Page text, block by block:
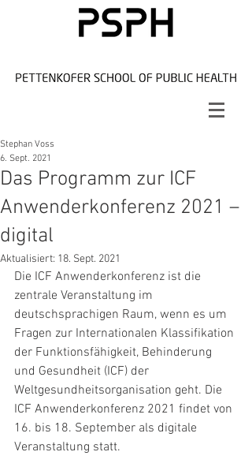
Das Programm zur ICF
Anwenderkonferenz 2021 –
digital
Stephan Voss
6. Sept. 2021
Aktualisiert: 18. Sept. 2021
Die ICF Anwenderkonferenz ist die
zentrale Veranstaltung im
deutschsprachigen Raum, wenn es um
Fragen zur Internationalen Klassifikation
der Funktionsfähigkeit, Behinderung
und Gesundheit (ICF) der
Weltgesundheitsorganisation geht. Die
ICF Anwenderkonferenz 2021 findet von
16. bis 18. September als digitale
Veranstaltung statt.